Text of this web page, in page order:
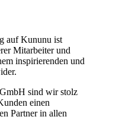
auf Kununu ist
Mitarbeiter und
inspirierenden und
sind wir stolz
einen
Partner in allen